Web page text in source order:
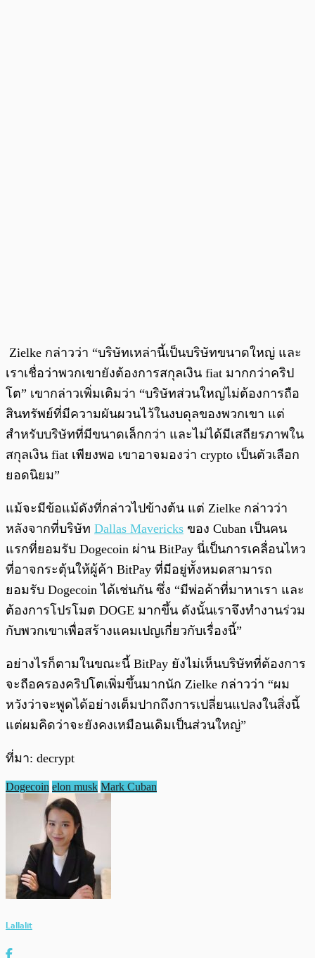
Zielke กล่าวว่า “บริษัทเหล่านี้เป็นบริษัทขนาดใหญ่ และ
เราเชื่อว่าพวกเขายังต้องการสกุลเงิน fiat มากกว่าคริป
โต” เขากล่าวเพิ่มเติมว่า “บริษัทส่วนใหญ่ไม่ต้องการถือ
สินทรัพย์ที่มีความผันผวนไว้ในงบดุลของพวกเขา แต่
สำหรับบริษัทที่มีขนาดเล็กกว่า และไม่ได้มีเสถียรภาพใน
สกุลเงิน fiat เพียงพอ เขาอาจมองว่า crypto เป็นตัวเลือก
ยอดนิยม”
แม้จะมีข้อแม้ดังที่กล่าวไปข้างต้น แต่ Zielke กล่าวว่า
หลังจากที่บริษัท Dallas Mavericks ของ Cuban เป็นคน
แรกที่ยอมรับ Dogecoin ผ่าน BitPay นี่เป็นการเคลื่อนไหว
ที่อาจกระตุ้นให้ผู้ค้า BitPay ที่มีอยู่ทั้งหมดสามารถ
ยอมรับ Dogecoin ได้เช่นกัน ซึ่ง “มีพ่อค้าที่มาหาเรา และ
ต้องการโปรโมต DOGE มากขึ้น ดังนั้นเราจึงทำงานร่วม
กับพวกเขาเพื่อสร้างแคมเปญเกี่ยวกับเรื่องนี้”
อย่างไรก็ตามในขณะนี้ BitPay ยังไม่เห็นบริษัทที่ต้องการ
จะถือครองคริปโตเพิ่มขึ้นมากนัก Zielke กล่าวว่า “ผม
หวังว่าจะพูดได้อย่างเต็มปากถึงการเปลี่ยนแปลงในสิ่งนี้
แต่ผมคิดว่าจะยังคงเหมือนเดิมเป็นส่วนใหญ่”
ที่มา: decrypt
Dogecoin elon musk Mark Cuban
Lallalit